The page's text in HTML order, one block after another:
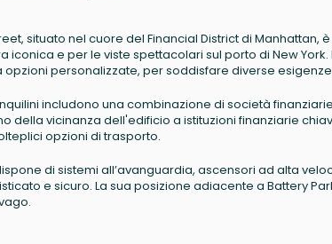
situato nel cuore del Financial District di
iconica e per le viste spettacolari sul porto di New
opzioni personalizzate, per soddisfare diverse
includono una combinazione di società
della vicinanza dell'edificio a istituzioni finanziarie
opzioni di trasporto.
di sistemi all’avanguardia, ascensori ad alta
e sicuro. La sua posizione adiacente a Battery